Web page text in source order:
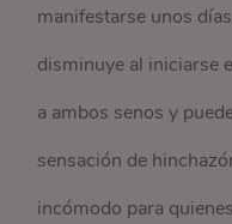
manifestarse unos
disminuye al iniciarse
a ambos senos y
sensación de
incómodo para